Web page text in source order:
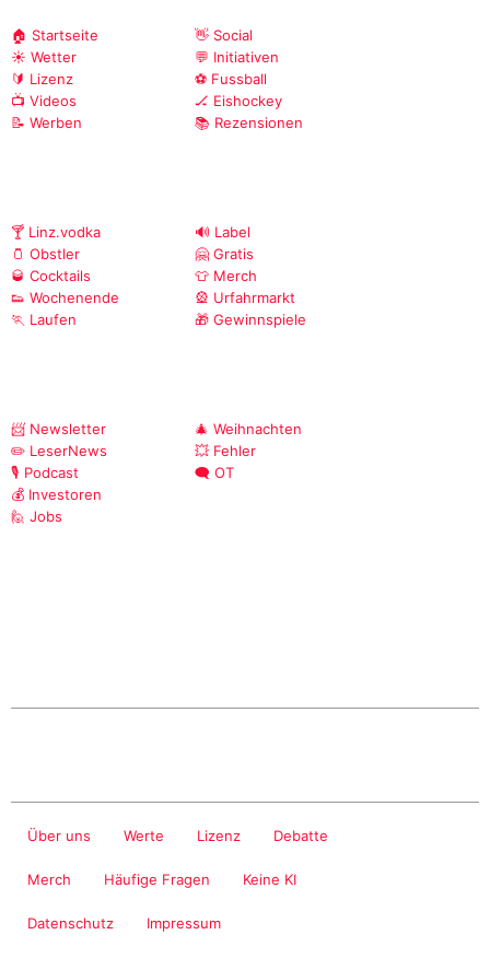
🏠 Startseite
☀️ Wetter
🔰 Lizenz
📺 Videos
📝 Werben
👋 Social
💬 Initiativen
⚽ Fussball
🏒 Eishockey
📚 Rezensionen
🍸 Linz.vodka
🫙 Obstler
🥃 Cocktails
👟 Wochenende
🏃 Laufen
🔊 Label
🤗 Gratis
👕 Merch
🎡 Urfahrmarkt
🎁 Gewinnspiele
📨 Newsletter
✏️ LeserNews
🎙️ Podcast
💰 Investoren
🙋 Jobs
🎄 Weihnachten
💥 Fehler
🗨️ OT
Über uns Werte Lizenz Debatte
Merch Häufige Fragen Keine KI
Datenschutz Impressum